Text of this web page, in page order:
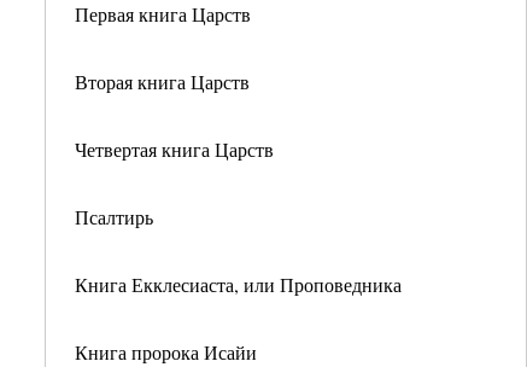
Первая книга Царств
Вторая книга Царств
Четвертая книга Царств
Псалтирь
Книга Екклесиаста, или Проповедника
Книга пророка Исайи